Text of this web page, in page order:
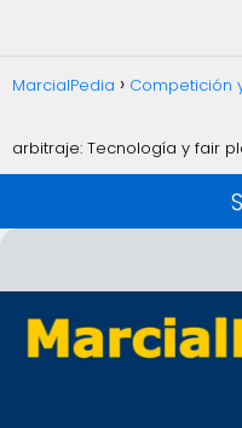
MarcialPedia Competición
arbitraje: Tecnología y fair